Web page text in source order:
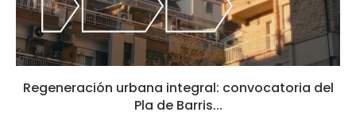
Regeneración urbana integral: convocatoria del
Pla de Barris...